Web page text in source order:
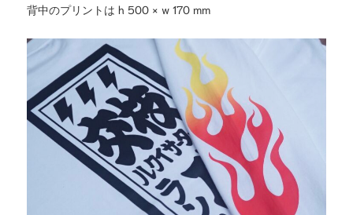
背中のプリントは h 500 × w 170 mm